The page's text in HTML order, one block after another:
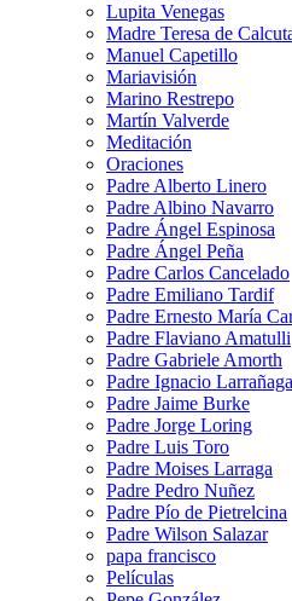
Lupita Venegas
Madre Teresa de
Manuel Capetillo
Mariavisión
Marino Restrepo
Martín Valverde
Meditación
Oraciones
Padre Alberto Linero
Padre Albino Navarro
Padre Ángel Espinosa
Padre Ángel Peña
Padre Carlos Cancelado
Padre Emiliano Tardif
Padre Ernesto María
Padre Flaviano Amatulli
Padre Gabriele Amorth
Padre Ignacio Larrañaga
Padre Jaime Burke
Padre Jorge Loring
Padre Luis Toro
Padre Moises Larraga
Padre Pedro Nuñez
Padre Pío de Pietrelcina
Padre Wilson Salazar
papa francisco
Películas